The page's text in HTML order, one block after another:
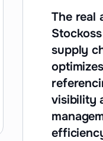
The real
supply
visibility